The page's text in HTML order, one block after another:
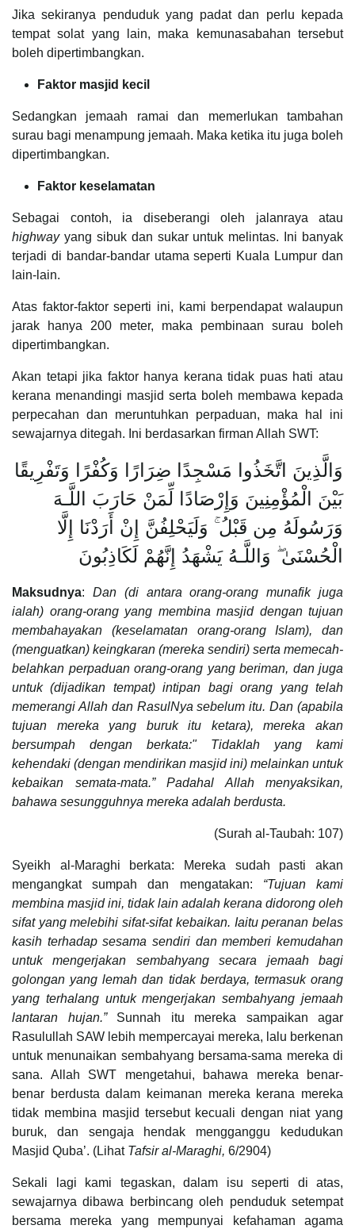
Jika sekiranya penduduk yang padat dan perlu kepada
tempat solat yang lain, maka kemunasabahan tersebut
boleh dipertimbangkan.
Faktor masjid kecil
Sedangkan jemaah ramai dan memerlukan tambahan
surau bagi menampung jemaah. Maka ketika itu juga boleh
dipertimbangkan.
Faktor keselamatan
Sebagai contoh, ia diseberangi oleh jalanraya atau
highway yang sibuk dan sukar untuk melintas. Ini banyak
terjadi di bandar-bandar utama seperti Kuala Lumpur dan
lain-lain.
Atas faktor-faktor seperti ini, kami berpendapat walaupun
jarak hanya 200 meter, maka pembinaan surau boleh
dipertimbangkan.
Akan tetapi jika faktor hanya kerana tidak puas hati atau
kerana menandingi masjid serta boleh membawa kepada
perpecahan dan meruntuhkan perpaduan, maka hal ini
sewajarnya ditegah. Ini berdasarkan firman Allah SWT:
وَالَّذِينَ اتَّخَذُوا مَسْجِدًا ضِرَارًا وَكُفْرًا وَتَفْرِيقًا
بَيْنَ الْمُؤْمِنِينَ وَإِرْصَادًا لِّمَنْ حَارَبَ اللَّـهَ
وَرَسُولَهُ مِن قَبْلُ ۚ وَلَيَحْلِفُنَّ إِنْ أَرَدْنَا إِلَّا
الْحُسْنَىٰ ۖ وَاللَّـهُ يَشْهَدُ إِنَّهُمْ لَكَاذِبُونَ
Maksudnya: Dan (di antara orang-orang munafik juga
ialah) orang-orang yang membina masjid dengan tujuan
membahayakan (keselamatan orang-orang Islam), dan
(menguatkan) keingkaran (mereka sendiri) serta memecah-
belahkan perpaduan orang-orang yang beriman, dan juga
untuk (dijadikan tempat) intipan bagi orang yang telah
memerangi Allah dan RasulNya sebelum itu. Dan (apabila
tujuan mereka yang buruk itu ketara), mereka akan
bersumpah dengan berkata:" Tidaklah yang kami
kehendaki (dengan mendirikan masjid ini) melainkan untuk
kebaikan semata-mata.” Padahal Allah menyaksikan,
bahawa sesungguhnya mereka adalah berdusta.
(Surah al-Taubah: 107)
Syeikh al-Maraghi berkata: Mereka sudah pasti akan
mengangkat sumpah dan mengatakan: “Tujuan kami
membina masjid ini, tidak lain adalah kerana didorong oleh
sifat yang melebihi sifat-sifat kebaikan. Iaitu peranan belas
kasih terhadap sesama sendiri dan memberi kemudahan
untuk mengerjakan sembahyang secara jemaah bagi
golongan yang lemah dan tidak berdaya, termasuk orang
yang terhalang untuk mengerjakan sembahyang jemaah
lantaran hujan.”Sunnah itu mereka sampaikan agar
Rasulullah SAW lebih mempercayai mereka, lalu berkenan
untuk menunaikan sembahyang bersama-sama mereka di
sana. Allah SWT mengetahui, bahawa mereka benar-
benar berdusta dalam keimanan mereka kerana mereka
tidak membina masjid tersebut kecuali dengan niat yang
buruk, dan sengaja hendak mengganggu kedudukan
Masjid Quba’. (Lihat Tafsir al-Maraghi, 6/2904)
Sekali lagi kami tegaskan, dalam isu seperti di atas,
sewajarnya dibawa berbincang oleh penduduk setempat
bersama mereka yang mempunyai kefahaman agama